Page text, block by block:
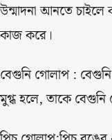
উন্মাদনা আনতে
কাজ করে।
বেগুনি গোলাপ : বেগুনি
মুগ্ধ হলে, তাকে